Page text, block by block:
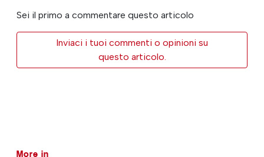
Sei il primo a commentare questo articolo
Inviaci i tuoi commenti o opinioni su
questo articolo.
More in